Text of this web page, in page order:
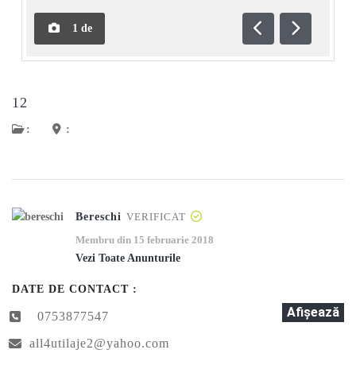
1 de
Anterioară
12
: :
Bereschi VERIFICAT
Membru din 15 februarie 2018
Vezi Toate Anunturile
DATE DE CONTACT :
0753877547 Afişează
all4utilaje2@yahoo.com